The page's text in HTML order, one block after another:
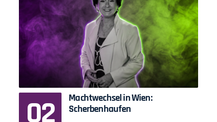
Machtwechsel in Wien:
Scherbenhaufen